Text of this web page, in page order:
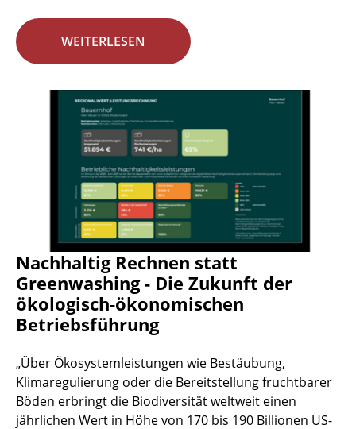
WEITERLESEN
Nachhaltig Rechnen statt
Greenwashing - Die Zukunft der
ökologisch-ökonomischen
Betriebsführung
„Über Ökosystemleistungen wie Bestäubung,
Klimaregulierung oder die Bereitstellung fruchtbarer
Böden erbringt die Biodiversität weltweit einen
jährlichen Wert in Höhe von 170 bis 190 Billionen US-